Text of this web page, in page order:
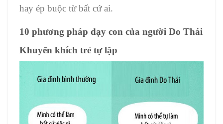
hay ép buộc từ bất cứ ai.
10 phương pháp dạy con của người Do Thái
Khuyến khích trẻ tự lập